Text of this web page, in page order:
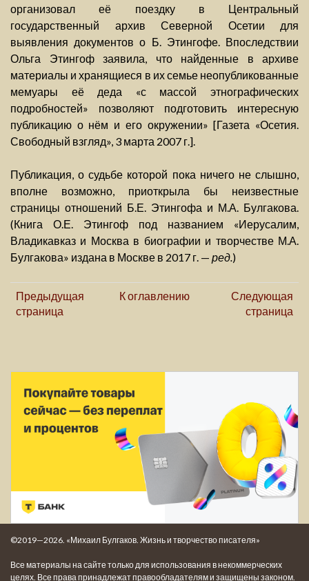
организовал её поездку в Центральный
государственный архив Северной Осетии для
выявления документов о Б. Этингофе. Впоследствии
Ольга Этингоф заявила, что найденные в архиве
материалы и хранящиеся в их семье неопубликованные
мемуары её деда «с массой этнографических
подробностей» позволяют подготовить интересную
публикацию о нём и его окружении» [Газета «Осетия.
Свободный взгляд», 3 марта 2007 г.].
Публикация, о судьбе которой пока ничего не слышно,
вполне возможно, приоткрыла бы неизвестные
страницы отношений Б.Е. Этингофа и М.А. Булгакова.
(Книга О.Е. Этингоф под названием «Иерусалим,
Владикавказ и Москва в биографии и творчестве М.А.
Булгакова» издана в Москве в 2017 г. — ред.)
Предыдущая
страница
К оглавлению
Следующая
страница
©2019—2026. «Михаил Булгаков. Жизнь и творчество писателя»
Все материалы на сайте только для использования в некоммерческих
целях. Все права принадлежат правообладателям и защищены законом.